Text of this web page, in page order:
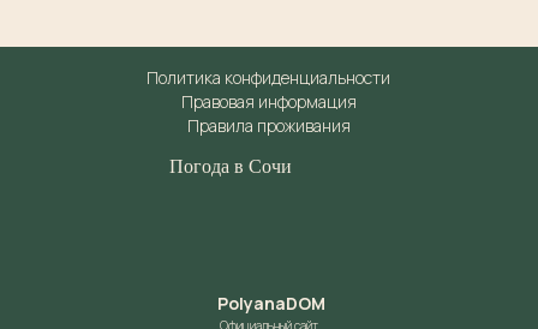
Политика конфиденциальности
Правовая информация
Официальный сайт
Правила проживания
PolyanaDOM
Погода в Сочи